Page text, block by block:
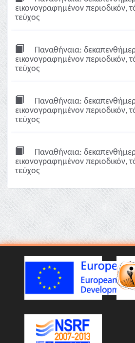
εικονογραφημένον περιοδικόν,
τεύχος
Παναθήναια:
εικονογραφημένον περιοδικόν,
τεύχος
Παναθήναια:
εικονογραφημένον περιοδικόν,
τεύχος
Παναθήναια:
εικονογραφημένον περιοδικόν,
τεύχος